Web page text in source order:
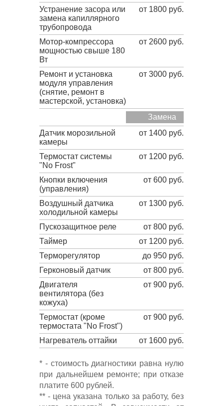
Устранение засора или
замена капиллярного
трубопровода
от 1800 руб.
Мотор-компрессора
мощностью свыше 180
Вт
от 2600 руб.
Ремонт и установка
модуля управления
(снятие, ремонт в
мастерской, установка)
от 3000 руб.
Замена
Датчик морозильной
камеры
от 1400 руб.
Термостат системы
"No Frost"
от 1200 руб.
Кнопки включения
(управления)
от 600 руб.
Воздушный датчика
холодильной камеры
от 1300 руб.
Пускозащитное реле
от 800 руб.
Таймер
от 1200 руб.
Терморегулятор
до 950 руб.
Герконовый датчик
от 800 руб.
Двигателя
вентилятора (без
кожуха)
от 900 руб.
Термостат (кроме
термостата "No Frost")
от 900 руб.
Нагреватель оттайки от 1600 руб.
* - стоимость диагностики равна нулю
при дальнейшем ремонте; при отказе
платите 600 рублей.
** - цена указана только за работу, без